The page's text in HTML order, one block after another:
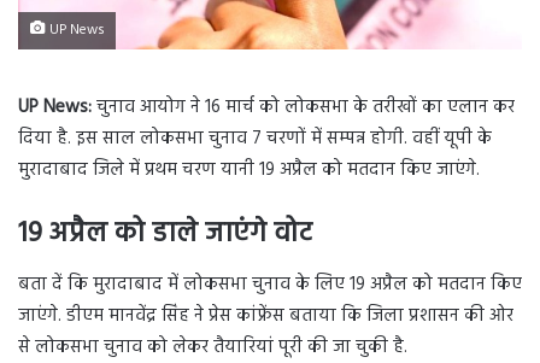
UP News
UP News:चुनाव आयोग ने 16 मार्च को लोकसभा के तरीखों का एलान कर
दिया है. इस साल लोकसभा चुनाव 7 चरणों में सम्पन्न होगी. वहीं यूपी के
मुरादाबाद जिले में प्रथम चरण यानी 19 अप्रैल को मतदान किए जाएंगे.
19 अप्रैल को डाले जाएंगे वोट
बता दें कि मुरादाबाद में लोकसभा चुनाव के लिए 19 अप्रैल को मतदान किए
जाएंगे. डीएम मानवेंद्र सिंह ने प्रेस कांफ्रेंस बताया कि जिला प्रशासन की ओर
से लोकसभा चुनाव को लेकर तैयारियां पूरी की जा चुकी है.